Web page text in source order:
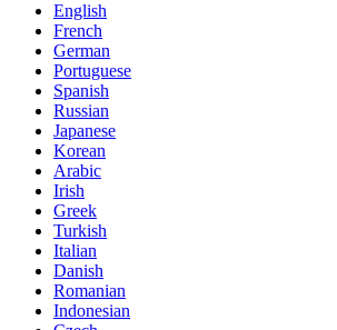
English
French
German
Portuguese
Spanish
Russian
Japanese
Korean
Arabic
Irish
Greek
Turkish
Italian
Danish
Romanian
Indonesian